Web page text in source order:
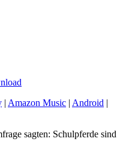
| Amazon Music | Android |
sagten: Schulpferde sind